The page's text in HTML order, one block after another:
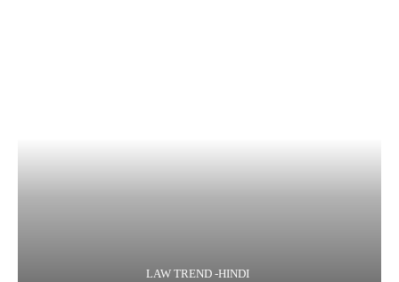
LAW TREND -HINDI